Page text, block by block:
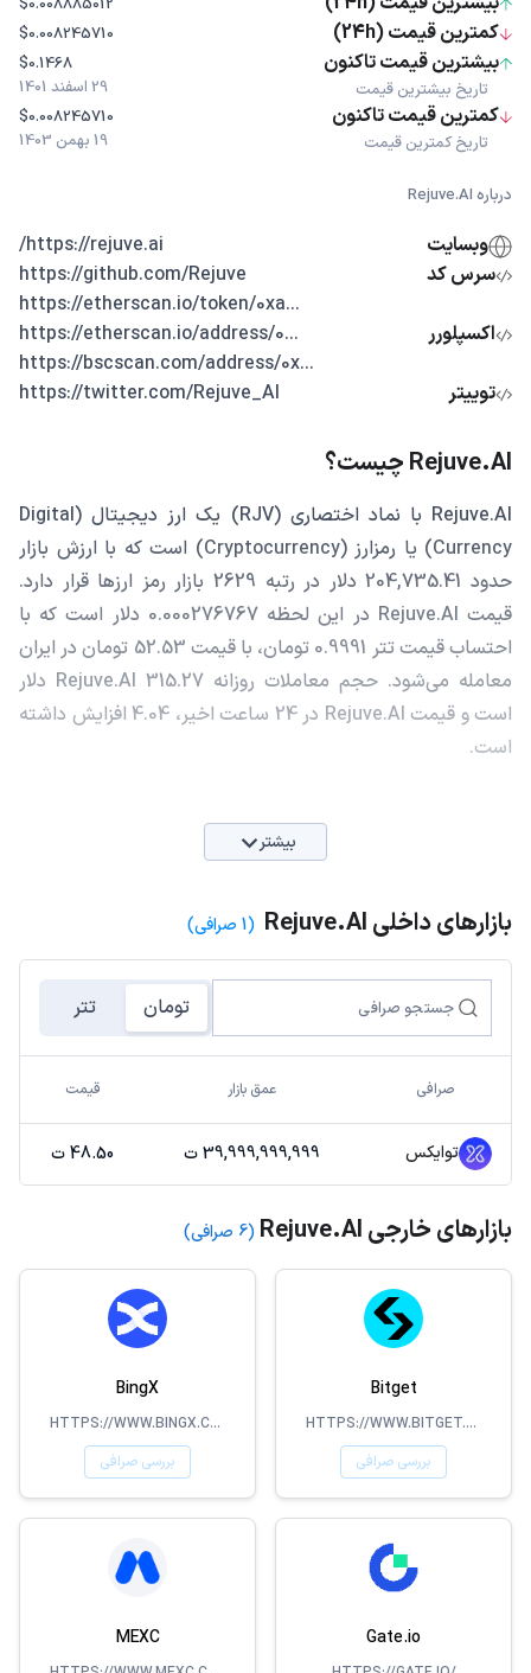
کمترین قیمت (24h) $0.008245710
بیشترین قیمت تاکنون
تاریخ بیشترین قیمت
$0.1468
29 اسفند 1401
کمترین قیمت تاکنون
تاریخ کمترین قیمت
$0.008245710
19 بهمن 1403
درباره Rejuve.AI
وبسایت
https://rejuve.ai/
سرس کد
https://github.com/Rejuve
اکسپلورر
...https://etherscan.io/token/0xa
...https://etherscan.io/address/0
...https://bscscan.com/address/0x
توییتر
https://twitter.com/Rejuve_AI
Rejuve.AI چیست؟
Rejuve.AI با نماد اختصاری (RJV) یک ارز دیجیتال (Digital
Currency) یا رمزارز (Cryptocurrency) است که با ارزش بازار
حدود 204,735.41 دلار در رتبه 2629 بازار رمز ارزها قرار دارد.
قیمت Rejuve.AI در این لحظه 0.000276767 دلار است که با
احتساب قیمت تتر 0.9991 تومان، با قیمت 52.53 تومان در ایران
معامله می‌شود. حجم معاملات روزانه Rejuve.AI 315.27 دلار
است و قیمت Rejuve.AI در 24 ساعت اخیر، 4.04 افزایش داشته
است.
بیشتر
بازارهای داخلی Rejuve.AI (1 صرافی)
تومان تتر
صرافی عمق بازار قیمت
توایکس 39,999,999,999 ت 48.50 ت
بازارهای خارجی Rejuve.AI (6 صرافی)
Bitget
HTTPS://WWW.BITGET.COM
بررسی صرافی
BingX
HTTPS://WWW.BINGX.COM/EN-US/
بررسی صرافی
Gate.io
MEXC